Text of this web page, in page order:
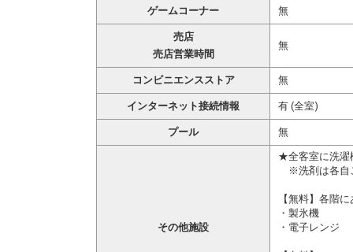
ゲームコーナー 無
売店
売店営業時間
無
コンビニエンスストア 無
インターネット接続情報 有 (全室)
プール 無
その他施設
★全客室に洗濯
※洗剤は各自
【無料】各階
・製氷機
・電子レンジ